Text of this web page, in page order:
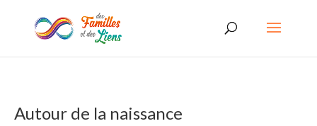
Autour de la naissance